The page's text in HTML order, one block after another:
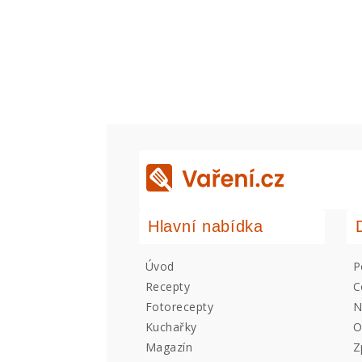
Hlavní nabídka
Úvod
Recepty
Fotorecepty
Kuchařky
Magazín